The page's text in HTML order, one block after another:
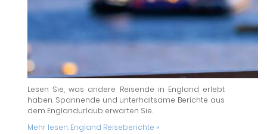
Lesen Sie, was andere Reisende in England erlebt
haben. Spannende und unterhaltsame Berichte aus
dem Englandurlaub erwarten Sie.
Mehr lesen: England Reiseberichte »